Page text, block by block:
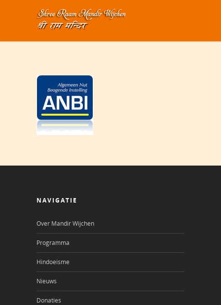
NAVIGATIE
Over Mandir Wijchen
Programma
Hindoeisme
Nieuws
Donaties